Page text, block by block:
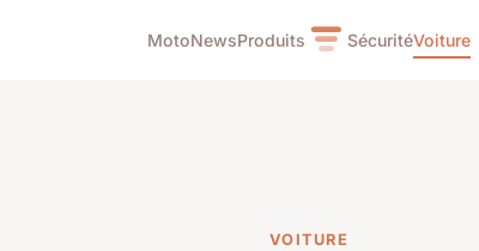
MotoNewsProduits SécuritéVoiture
VOITURE